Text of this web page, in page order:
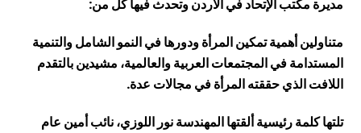
مديرة مكتب الإتحاد في الأردن وتحدث فيها كل من:
متناولين أهمية تمكين المرأة ودورها في النمو الشامل والتنمية
المستدامة في المجتمعات العربية والعالمية، مشيدين بالتقدم
اللافت الذي حققته المرأة في مجالات عدة.
تلتها كلمة رئيسية ألقتها المهندسة نور اللوزي، نائب أمين عام